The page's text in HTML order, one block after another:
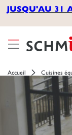
JUSQU'AU 31
Accueil Cuisines